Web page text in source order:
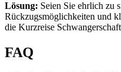
Lösung: Seien Sie ehrlich zu
Rückzugsmöglichkeiten und
die Kurzreise
FAQ